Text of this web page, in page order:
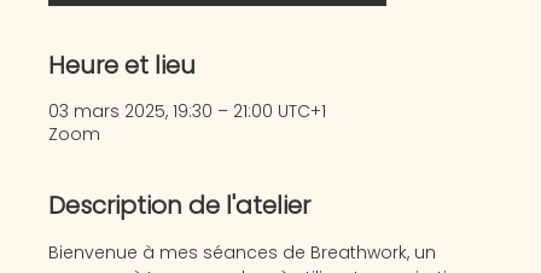
Heure et lieu
03 mars 2025, 19:30 – 21:00 UTC+1
Zoom
Description de l'atelier
Bienvenue à mes séances de Breathwork, un